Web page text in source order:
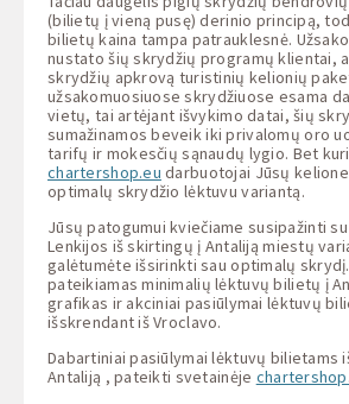
(bilietų į vieną pusę) derinio principą,
bilietų kaina tampa patrauklesnė.
nustato šių skrydžių programų klientai,
skrydžių apkrovą turistinių kelionių
užsakomuosiuose skrydžiuose esama
vietų, tai artėjant išvykimo datai, šių
sumažinamos beveik iki privalomų oro
tarifų ir mokesčių sąnaudų lygio. Bet
chartershop.eu darbuotojai Jūsų
optimalų skrydžio lėktuvu variantą.
Jūsų patogumui kviečiame susipažinti
Lenkijos iš skirtingų į Antaliją miestų
galėtumėte išsirinkti sau optimalų
pateikiamas minimalių lėktuvų bilietų į
grafikas ir akciniai pasiūlymai lėktuvų
išskrendant iš Vroclavo.
Dabartiniai pasiūlymai lėktuvų bilietams
Antaliją , pateikti svetainėje